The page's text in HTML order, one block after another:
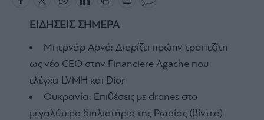
ΕΙΔΗΣΕΙΣ ΣΗΜΕΡΑ
Μπερνάρ Αρνό: Διορίζει πρώην τραπεζίτη
ως νέο CEO στην Financiere Agache που
ελέγχει LVMH και Dior
Ουκρανία: Επιθέσεις με drones στο
μεγαλύτερο διηλιστήριο της Ρωσίας (βίντεο)